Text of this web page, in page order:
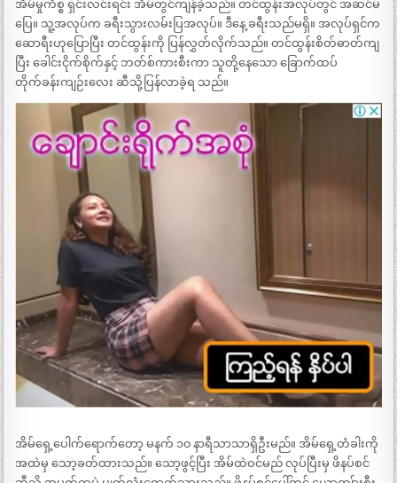
အိမ်မှုကိစ္စ ရှင်းလင်းရင်း အိမ်တွင်ကျန်ခဲ့သည်။ တင်ထွန်းအလုပ်တွင် အဆင်မ
ပြေ။ သူ့အလုပ်က ခရီးသွားလမ်းပြအလုပ်။ ဒီနေ့ ခရီးသည်မရှိ။ အလုပ်ရှင်က
ဆောရီးဟုပြောပြီး တင်ထွန်းကို ပြန်လွှတ်လိုက်သည်။ တင်ထွန်းစိတ်ဓာတ်ကျ
ပြီး ခေါင်းငိုက်စိုက်နှင့် ဘတ်စ်ကားစီးကာ သူတို့နေသော ခြောက်ထပ်
တိုက်ခန်းကျဉ်းလေး ဆီသို့ပြန်လာခဲ့ရ သည်။
အိမ်ရှေ့ပေါက်ရောက်တော့ မနက် ၁၀ နာရီသာသာရှိဦးမည်။ အိမ်ရှေ့တံခါးကို
အထဲမှ သော့ခတ်ထားသည်။ သော့ဖွင့်ပြီး အိမ်ထဲဝင်မည် လုပ်ပြီးမှ ဖိနပ်စင်